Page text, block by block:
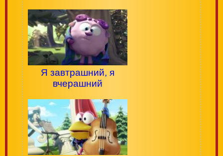
Я завтрашний, я
вчерашний